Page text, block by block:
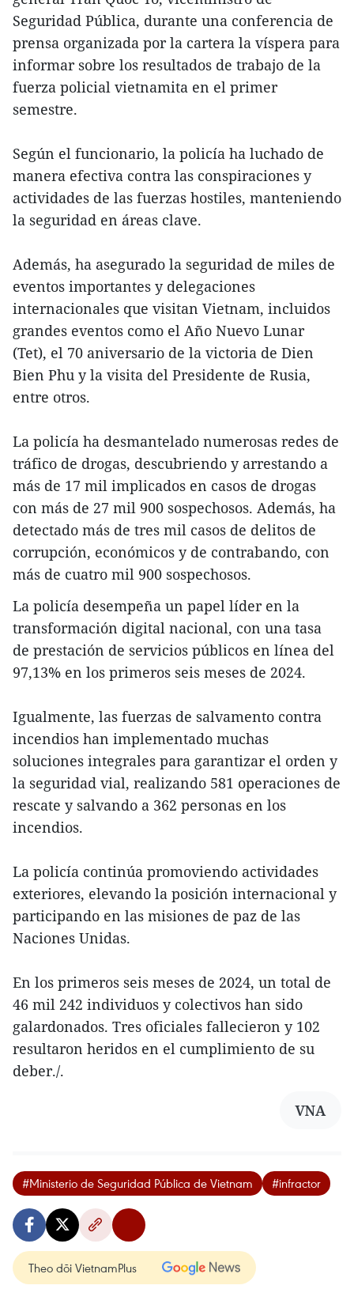
Seguridad Pública, durante una conferencia de
prensa organizada por la cartera la víspera para
informar sobre los resultados de trabajo de la
fuerza policial vietnamita en el primer
semestre.
Según el funcionario, la policía ha luchado de
manera efectiva contra las conspiraciones y
actividades de las fuerzas hostiles, manteniendo
la seguridad en áreas clave.
Además, ha asegurado la seguridad de miles de
eventos importantes y delegaciones
internacionales que visitan Vietnam, incluidos
grandes eventos como el Año Nuevo Lunar
(Tet), el 70 aniversario de la victoria de Dien
Bien Phu y la visita del Presidente de Rusia,
entre otros.
La policía ha desmantelado numerosas redes de
tráfico de drogas, descubriendo y arrestando a
más de 17 mil implicados en casos de drogas
con más de 27 mil 900 sospechosos. Además, ha
detectado más de tres mil casos de delitos de
corrupción, económicos y de contrabando, con
más de cuatro mil 900 sospechosos.
La policía desempeña un papel líder en la
transformación digital nacional, con una tasa
de prestación de servicios públicos en línea del
97,13% en los primeros seis meses de 2024.
Igualmente, las fuerzas de salvamento contra
incendios han implementado muchas
soluciones integrales para garantizar el orden y
la seguridad vial, realizando 581 operaciones de
rescate y salvando a 362 personas en los
incendios.
La policía continúa promoviendo actividades
exteriores, elevando la posición internacional y
participando en las misiones de paz de las
Naciones Unidas.
En los primeros seis meses de 2024, un total de
46 mil 242 individuos y colectivos han sido
galardonados. Tres oficiales fallecieron y 102
resultaron heridos en el cumplimiento de su
deber./.
VNA
#Ministerio de Seguridad Pública de Vietnam #infractor
Theo dõi VietnamPlus